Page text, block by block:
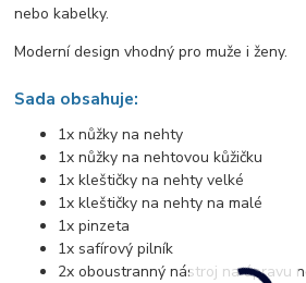
nebo kabelky.
Moderní design vhodný pro muže i ženy.
Sada obsahuje:
1x nůžky na nehty
1x nůžky na nehtovou kůžičku
1x kleštičky na nehty velké
1x kleštičky na nehty na malé
1x pinzeta
1x safírový pilník
2x oboustranný nástroj na úpravu